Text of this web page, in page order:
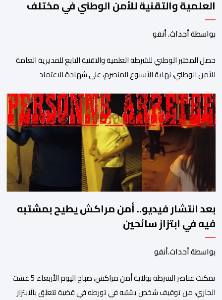
العلمية والتقنية للأمن الوطني في مختلف
الخبرات الجنائية
بواسطة أحداث. أنفو
حصل المختبر الوطني للشرطة العلمية والتقنية التابع للمديرية العامة
للأمن الوطني، نهاية الأسبوع المنصرم، على شهادة الاعتماد
مختلف التخصصات والخبرات الشرعية، بما فيها فروع البيولوجيا والكيمياء،
وتدقيق وفحص الوثائق، والحرائق والمتفجرات، وكذا الآثار الرقمية
والمخدرات والمواد السمومية.وكانت المنظمة الأمريكية للاعتماد
والتقييس ″The ANSI National Accreditation Board″، المختصة […]
بعد انتشار فيديو.. أمن مراكش يطيح بمشتبه
فيه في ابتزاز سائحين
بواسطة أحداث.أنفو
تمكنت عناصر الشرطة بولاية أمن مراكش، صباح اليوم الأربعاء 5 غشت
الجاري، من توقيف شخص يشتبه في تورطه في قضية تتعلق بالابتزاز